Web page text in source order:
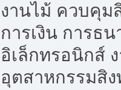
งานไม้ ควบคุม
การเงิน การธ
อิเล็กทรอนิกส์
อุตสาหกรรมสิ